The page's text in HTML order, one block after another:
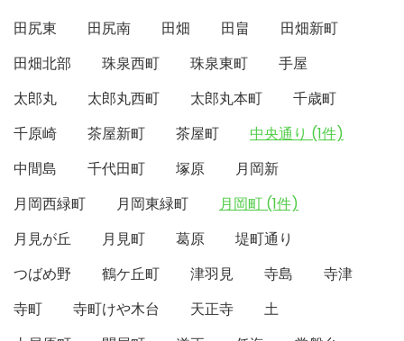
田尻東
田尻南 田畑 田畠
田畑新町
田畑北部
珠泉西町 珠泉東町
手屋
太郎丸
太郎丸西町 太郎丸本町
千歳町
千原崎
茶屋新町 茶屋町
中央通り (1件)
中間島
千代田町 塚原
月岡新
月岡西緑町
月岡東緑町
月岡町 (1件)
月見が丘
月見町 葛原
堤町通り
つばめ野
鶴ケ丘町 津羽見 寺島
寺津
寺町
寺町けや木台 天正寺
土